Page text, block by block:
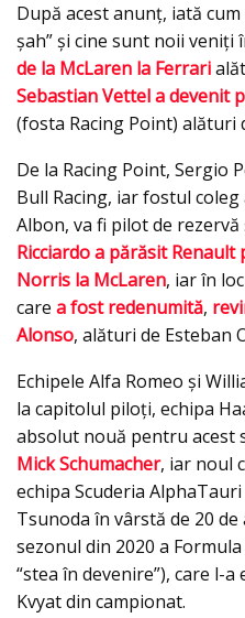
După acest anunţ, iată
şah” şi cine sunt noii veniţi
de la McLaren la Ferrari
Sebastian Vettel a devenit
(fosta Racing Point) alături
De la Racing Point, Sergio
Bull Racing, iar fostul
Albon, va fi pilot de rezervă
Ricciardo a părăsit
Norris la McLaren, iar în
care a fost redenumită,
Alonso, alături de Esteban
Echipele Alfa Romeo şi
la capitolul piloţi, echipa
absolut nouă pentru acest
Mick Schumacher, iar noul
echipa Scuderia
Tsunoda în vârstă de 20
sezonul din 2020 a
“stea în devenire”), care l-
Kvyat din campionat.